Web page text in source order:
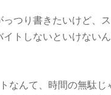
っつり書きたいけど、
イトしないといけない
なんて、時間の無駄